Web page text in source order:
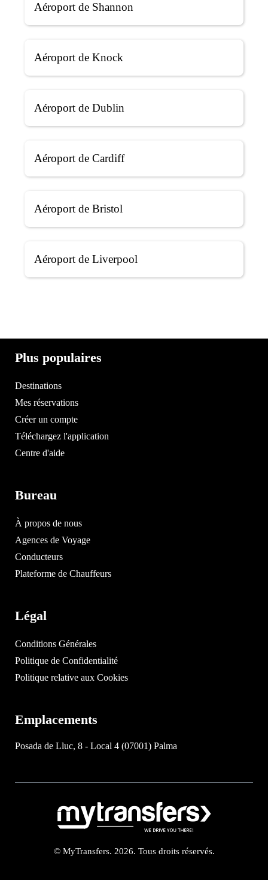
Aéroport de Shannon
Aéroport de Knock
Aéroport de Dublin
Aéroport de Cardiff
Aéroport de Bristol
Aéroport de Liverpool
Plus populaires
Destinations
Mes réservations
Créer un compte
Téléchargez l'application
Centre d'aide
Bureau
À propos de nous
Agences de Voyage
Conducteurs
Plateforme de Chauffeurs
Légal
Conditions Générales
Politique de Confidentialité
Politique relative aux Cookies
Emplacements
Posada de Lluc, 8 - Local 4 (07001) Palma
© MyTransfers. 2026. Tous droits réservés.